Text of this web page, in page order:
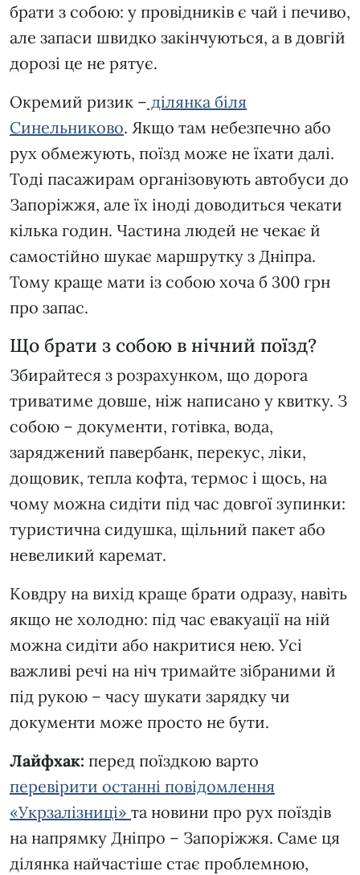
брати з собою: у провідників є чай і печиво,
але запаси швидко закінчуються, а в довгій
дорозі це не рятує.
Окремий ризик – ділянка біля
Синельниково. Якщо там небезпечно або
рух обмежують, поїзд може не їхати далі.
Тоді пасажирам організовують автобуси до
Запоріжжя, але їх іноді доводиться чекати
кілька годин. Частина людей не чекає й
самостійно шукає маршрутку з Дніпра.
Тому краще мати із собою хоча б 300 грн
про запас.
Що брати з собою в нічний поїзд?
Збирайтеся з розрахунком, що дорога
триватиме довше, ніж написано у квитку. З
собою – документи, готівка, вода,
заряджений павербанк, перекус, ліки,
дощовик, тепла кофта, термос і щось, на
чому можна сидіти під час довгої зупинки:
туристична сидушка, щільний пакет або
невеликий каремат.
Ковдру на вихід краще брати одразу, навіть
якщо не холодно: під час евакуації на ній
можна сидіти або накритися нею. Усі
важливі речі на ніч тримайте зібраними й
під рукою – часу шукати зарядку чи
документи може просто не бути.
Лайфхак: перед поїздкою варто
перевірити останні повідомлення
«Укрзалізниці» та новини про рух поїздів
на напрямку Дніпро – Запоріжжя. Саме ця
ділянка найчастіше стає проблемною,